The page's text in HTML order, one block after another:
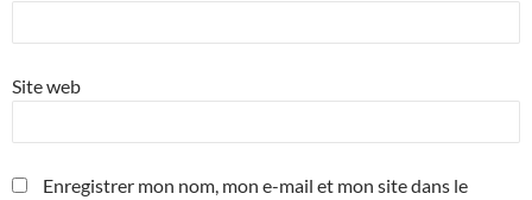
Site web
Enregistrer mon nom, mon e-mail et mon site dans le